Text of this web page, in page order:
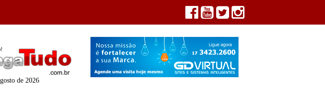
de 2026